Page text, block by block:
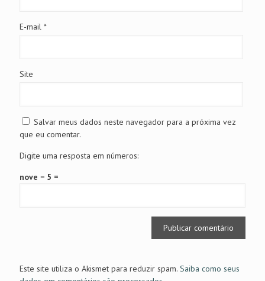
E-mail *
Site
Salvar meus dados neste navegador para a próxima vez
que eu comentar.
Digite uma resposta em números:
nove − 5 =
Este site utiliza o Akismet para reduzir spam. Saiba como seus